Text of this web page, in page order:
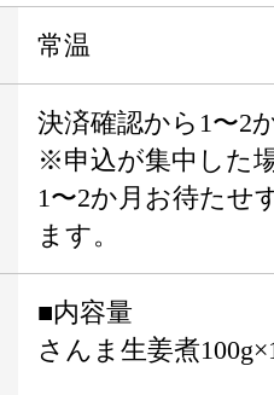
常温
決済確認から1〜2
※申込が集中した
1〜2か月お待たせ
ます。
■内容量
さんま生姜煮